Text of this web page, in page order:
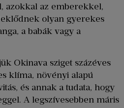
azokkal az emberekkel,
olyan gyerekes
a babák vagy a
Okinava sziget százéves
klíma, növényi alapú
és annak a tudata, hogy
A legszívesebben máris